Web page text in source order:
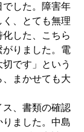
でした。障害年
、とても無理
した、こちら
りました。電
です」という
まかせても大
ス、書類の確認
ました。中島